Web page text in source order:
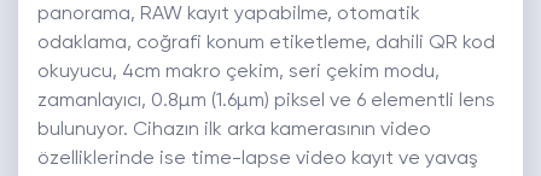
panorama, RAW kayıt yapabilme, otomatik
odaklama, coğrafi konum etiketleme, dahili QR kod
okuyucu, 4cm makro çekim, seri çekim modu,
zamanlayıcı, 0.8µm (1.6µm) piksel ve 6 elementli lens
bulunuyor. Cihazın ilk arka kamerasının video
özelliklerinde ise time-lapse video kayıt ve yavaş